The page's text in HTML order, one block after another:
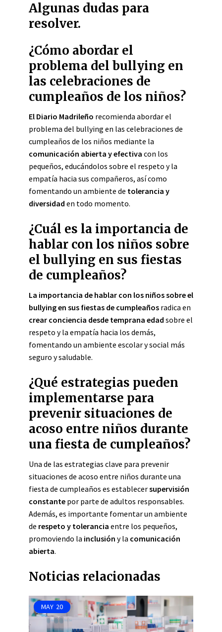
Algunas dudas para
resolver.
¿Cómo abordar el
problema del bullying en
las celebraciones de
cumpleaños de los niños?
El Diario Madrileño recomienda abordar el
problema del bullying en las celebraciones de
cumpleaños de los niños mediante la
comunicación abierta y efectiva con los
pequeños, educándolos sobre el respeto y la
empatía hacia sus compañeros, así como
fomentando un ambiente de tolerancia y
diversidad en todo momento.
¿Cuál es la importancia de
hablar con los niños sobre
el bullying en sus fiestas
de cumpleaños?
La importancia de hablar con los niños sobre el
bullying en sus fiestas de cumpleaños radica en
crear conciencia desde temprana edad sobre el
respeto y la empatía hacia los demás,
fomentando un ambiente escolar y social más
seguro y saludable.
¿Qué estrategias pueden
implementarse para
prevenir situaciones de
acoso entre niños durante
una fiesta de cumpleaños?
Una de las estrategias clave para prevenir
situaciones de acoso entre niños durante una
fiesta de cumpleaños es establecersupervisión
constante por parte de adultos responsables.
Además, es importante fomentar un ambiente
de respeto y tolerancia entre los pequeños,
promoviendo la inclusión y la comunicación
abierta.
Noticias relacionadas
MAY 20